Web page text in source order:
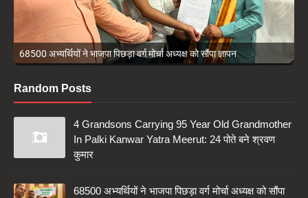
68500 अभ्यर्थियों ने भाजपा पिछड़ा वर्ग मोर्चा अध्यक्ष को सौंपा ज्ञापन
Random Posts
4 Grandsons Carrying 95 Year Old Grandmother
In Palki Kanwar Yatra Meerut: 24 पोते बने श्रवण
कुमार
68500 अभ्यर्थियों ने भाजपा पिछड़ा वर्ग मोर्चा अध्यक्ष को सौंपा